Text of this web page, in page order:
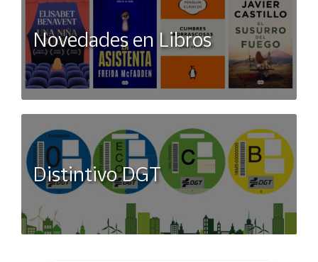
Novedades en Libros
Distintivo DGT